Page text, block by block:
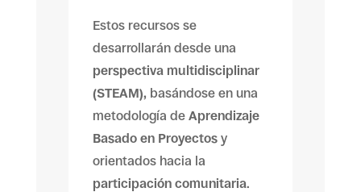
Estos recursos se
desarrollarán desde una
perspectiva multidisciplinar
(STEAM), basándose en una
metodología de Aprendizaje
Basado en Proyectosy
orientados hacia la
participación comunitaria.